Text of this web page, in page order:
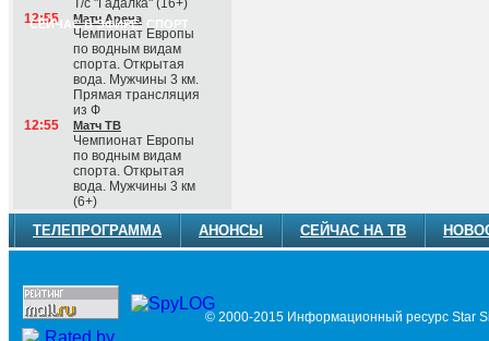
Т/с "Гадалка" (16+)
СЕЙЧАС В ЭФИРЕ: СПОРТ
12:55 Матч Арена
Чемпионат Европы
по водным видам
спорта. Открытая
вода. Мужчины 3 км.
Прямая трансляция
из Ф
12:55
Матч ТВ
Чемпионат Европы
по водным видам
спорта. Открытая
вода. Мужчины 3 км
(6+)
ТЕЛЕПРОГРАММА АНОНСЫ СЕЙЧАС НА ТВ
© 2000-2015 Информационный ресурс Star